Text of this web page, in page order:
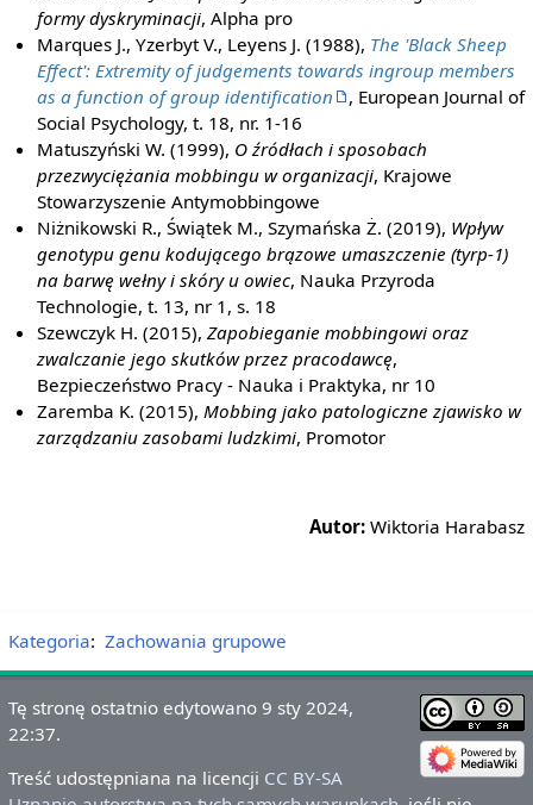
formy dyskryminacji, Alpha pro
Marques J., Yzerbyt V., Leyens J. (1988), The 'Black Sheep
Effect': Extremity of judgements towards ingroup members
as a function of group identification
, European Journal of
Social Psychology, t. 18, nr. 1-16
Matuszyński W. (1999), O źródłach i sposobach
przezwyciężania mobbingu w organizacji, Krajowe
Stowarzyszenie Antymobbingowe
Niżnikowski R., Świątek M., Szymańska Ż. (2019), Wpływ
genotypu genu kodującego brązowe umaszczenie (tyrp-1)
na barwę wełny i skóry u owiec, Nauka Przyroda
Technologie, t. 13, nr 1, s. 18
Szewczyk H. (2015),Zapobieganie mobbingowi oraz
zwalczanie jego skutków przez pracodawcę,
Bezpieczeństwo Pracy - Nauka i Praktyka, nr 10
Zaremba K. (2015),Mobbing jako patologiczne zjawisko w
zarządzaniu zasobami ludzkimi, Promotor
Autor: Wiktoria Harabasz
Kategoria: Zachowania grupowe
Tę stronę ostatnio edytowano 9 sty 2024,
22:37.
Treść udostępniana na licencji CC BY-SA